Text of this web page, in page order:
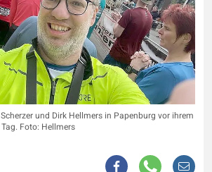
und Dirk Hellmers in Papenburg vor ihrem
Foto: Hellmers